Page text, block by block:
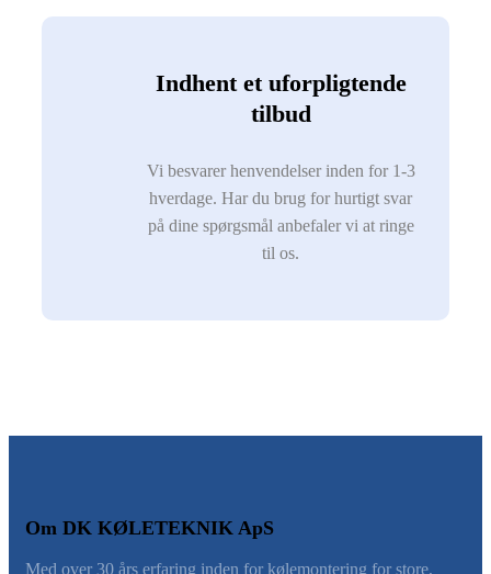
Indhent et uforpligtende
tilbud
Vi besvarer henvendelser inden for 1-3
hverdage. Har du brug for hurtigt svar
på dine spørgsmål anbefaler vi at ringe
til os.
Om DK KØLETEKNIK ApS
​Med over 30 års erfaring inden for kølemontering for store,